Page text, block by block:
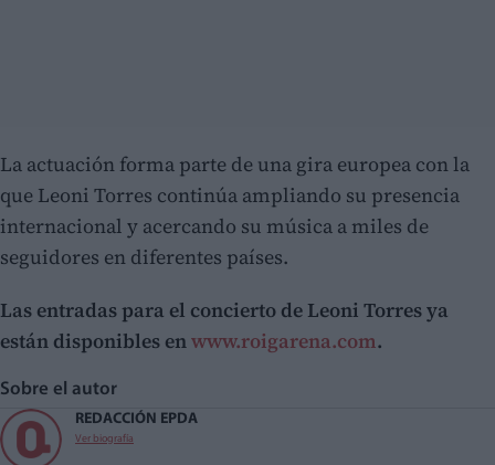
La actuación forma parte de una gira europea con la
que Leoni Torres continúa ampliando su presencia
internacional y acercando su música a miles de
seguidores en diferentes países.
Las entradas para el concierto de Leoni Torres ya
están disponibles enwww.roigarena.com.
Sobre el autor
REDACCIÓN EPDA
Ver biografía